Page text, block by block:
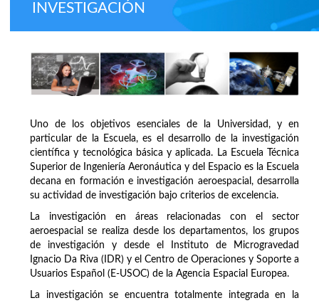
INVESTIGACIÓN
Uno de los objetivos esenciales de la Universidad, y en
particular de la Escuela, es el desarrollo de la investigación
científica y tecnológica básica y aplicada. La Escuela Técnica
Superior de Ingeniería Aeronáutica y del Espacio es la Escuela
decana en formación e investigación aeroespacial, desarrolla
su actividad de investigación bajo criterios de excelencia.
La investigación en áreas relacionadas con el sector
aeroespacial se realiza desde los departamentos, los grupos
de investigación y desde el Instituto de Microgravedad
Ignacio Da Riva (IDR) y el Centro de Operaciones y Soporte a
Usuarios Español (E-USOC) de la Agencia Espacial Europea.
La investigación se encuentra totalmente integrada en la